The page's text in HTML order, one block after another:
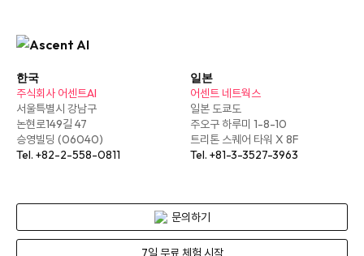
한국
주식회사 어센트AI
서울특별시 강남구
논현로149길 47
승영빌딩 (06040)
Tel. +82-2-558-0811
일본
어센트 네트웍스
일본 도쿄도
주오구 하루미 1-8-10
트리톤 스퀘어 타워 X 8F
Tel. +81-3-3527-3963
문의하기
7일 무료 체험 시작